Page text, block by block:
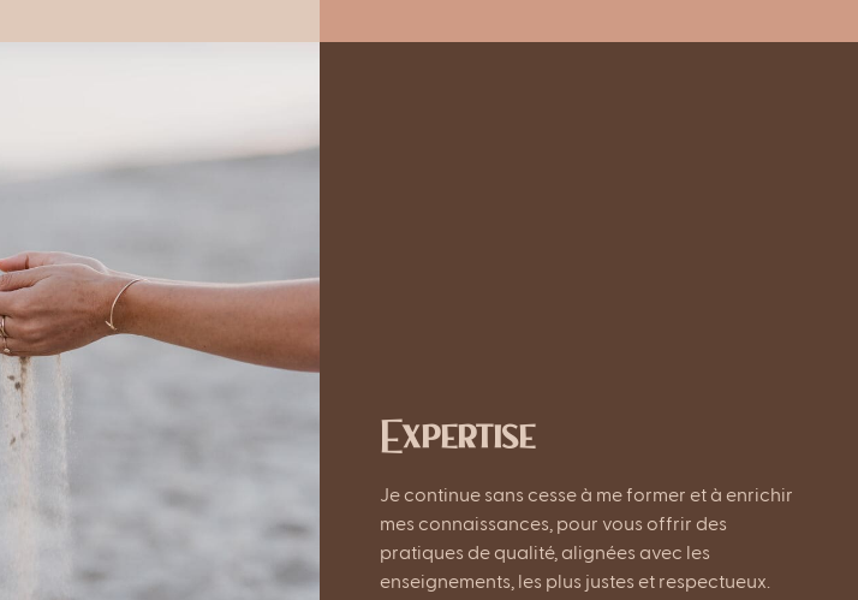
Expertise
Je continue sans cesse à me former et à enrichir
mes connaissances, pour vous offrir des
pratiques de qualité, alignées avec les
enseignements, les plus justes et respectueux.